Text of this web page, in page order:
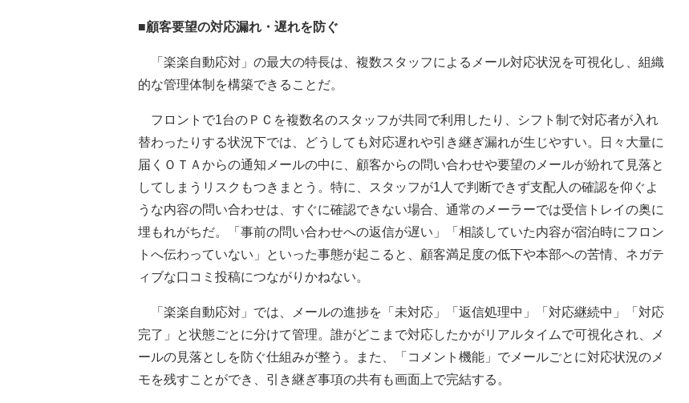
■顧客要望の対応漏れ・遅れを防ぐ
「楽楽自動応対」の最大の特長は、複数スタッフによるメール対応状況を可視化し、組織
的な管理体制を構築できることだ。
フロントで1台のＰＣを複数名のスタッフが共同で利用したり、シフト制で対応者が入れ
替わったりする状況下では、どうしても対応遅れや引き継ぎ漏れが生じやすい。日々大量に
届くＯＴＡからの通知メールの中に、顧客からの問い合わせや要望のメールが紛れて見落と
してしまうリスクもつきまとう。特に、スタッフが1人で判断できず支配人の確認を仰ぐよ
うな内容の問い合わせは、すぐに確認できない場合、通常のメーラーでは受信トレイの奥に
埋もれがちだ。「事前の問い合わせへの返信が遅い」「相談していた内容が宿泊時にフロン
トへ伝わっていない」といった事態が起こると、顧客満足度の低下や本部への苦情、ネガテ
ィブな口コミ投稿につながりかねない。
「楽楽自動応対」では、メールの進捗を「未対応」「返信処理中」「対応継続中」「対応
完了」と状態ごとに分けて管理。誰がどこまで対応したかがリアルタイムで可視化され、メ
ールの見落としを防ぐ仕組みが整う。また、「コメント機能」でメールごとに対応状況のメ
モを残すことができ、引き継ぎ事項の共有も画面上で完結する。